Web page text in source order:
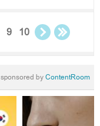
9 10
sponsored byContentRoom